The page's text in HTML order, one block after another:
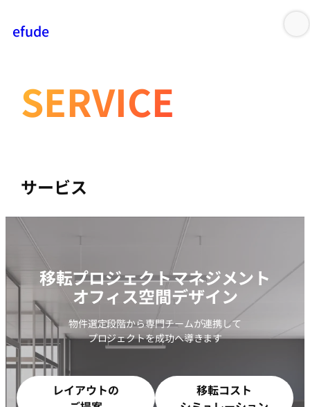
内
efude
SERVICE
サービス
移転プロジェクトマネジメント
オフィス空間デザイン
物件選定段階から専門チームが連携して
プロジェクトを成功へ導きます
レイアウトの
移転コスト